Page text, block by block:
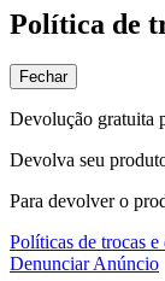
Política de
Fechar
Devolução gratuita
Devolva seu
Para devolver o
Políticas de trocas e
Denunciar Anúncio